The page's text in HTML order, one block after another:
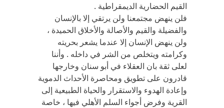
القيم الحضارية الديمقراطية .
فلن ينهض مجتمعنا ولن يرتقي إلا بالإنسان
والفضيلة والقيم والأصالة والأخلاق الحميدة ،
ولن ينهض الإنسان إلا عندما يشعر بحريته
وكرامته ويتخلص من الشر في داخله . وأننا
لعلى ثقة بان العقلاء في أبو سنان وخارجها
قادرون على تطويق ومحاصرة الأحداث الدموية
وإعادة الهدوء والاستقرار والحياة الطبيعية إلى
القرية وفرض أجواء السلم الأهلي فيها ، خاصة